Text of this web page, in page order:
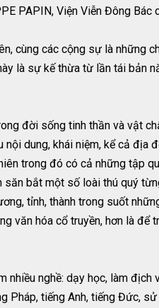
PAPIN, Viện Viễn Đông Bác
cùng các cộng sự là những
là sự kế thừa từ lần tái bản
đời sống tinh thần và vật
dung, khái niệm, kể cả địa
trong đó có cả những tập
bắt một số loài thú quý
tỉnh, thành trong suốt
văn hóa cổ truyền, hơn là để
nghề: dạy học, làm
Pháp, tiếng Anh, tiếng Đức,